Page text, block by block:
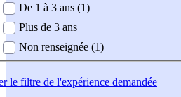
De 1 à 3 ans (1)
Plus de 3 ans
Non renseignée (1)
le filtre de l'expérience demandée